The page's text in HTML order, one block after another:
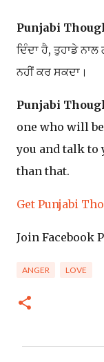
Punjabi
ਦਿੰਦਾ ਹੈ, ਤੁਹਾਡੇ
ਨਹੀਂ ਕਰ ਸਕਦਾ।
Punjabi
one who will
you and talk to
than that.
Get Punjabi
Join Facebook
ANGER LOVE